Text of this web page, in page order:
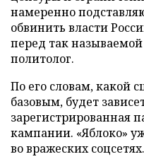
намеренно
обвинить власти
перед так
политолог.
По его словам, какой
базовым, будет
зарегистрированная
кампании. «Яблоко»
во вражеских